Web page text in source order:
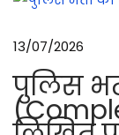
र्क्स
मैं
न
13/07/2026
पुलिस